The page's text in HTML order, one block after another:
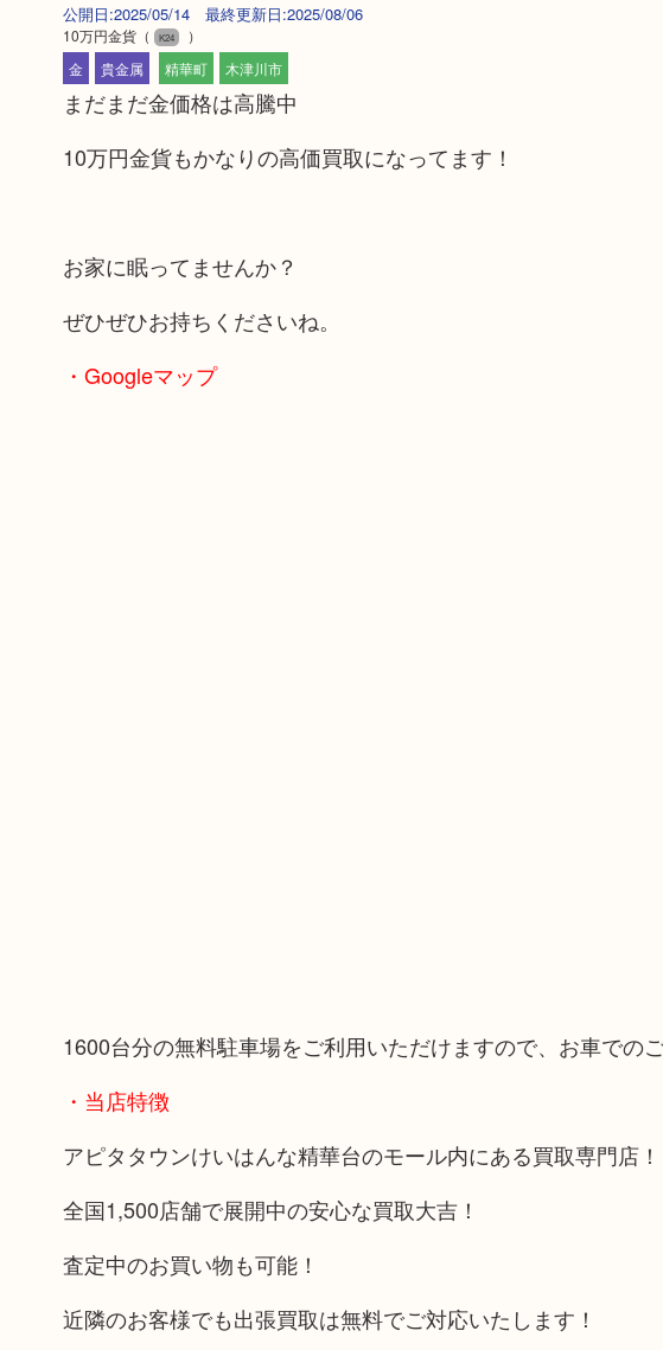
公開日:2025/05/14 最終更新日:2025/08/06
10万円金貨（ K24
）
金
貴金属 精華町 木津川市
まだまだ金価格は高騰中
10万円金貨もかなりの高価買取になってます！
お家に眠ってませんか？
ぜひぜひお持ちくださいね。
・Googleマップ
1600台分の無料駐車場をご利用いただけますので、お車での
・当店特徴
アピタタウンけいはんな精華台のモール内にある買取専門店！
全国1,500店舗で展開中の安心な買取大吉！
査定中のお買い物も可能！
近隣のお客様でも出張買取は無料でご対応いたします！